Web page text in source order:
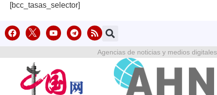
[bcc_tasas_selector]
Agencias de noticias y medios digitales